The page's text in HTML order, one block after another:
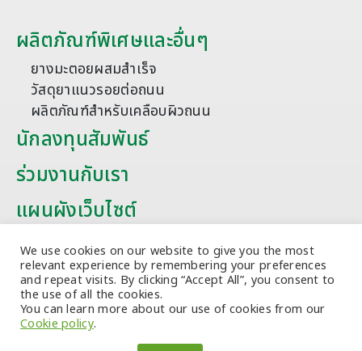
ผลิตภัณฑ์พิเศษและอื่นๆ
ยางมะตอยผสมสำเร็จ
วัสดุยาแนวรอยต่อถนน
ผลิตภัณฑ์สำหรับเคลือบผิวถนน
นักลงทุนสัมพันธ์
ร่วมงานกับเรา
แผนผังเว็บไซต์
บทความ
We use cookies on our website to give you the most
relevant experience by remembering your preferences
and repeat visits. By clicking “Accept All”, you consent to
the use of all the cookies.
You can learn more about our use of cookies from our
Cookie policy.